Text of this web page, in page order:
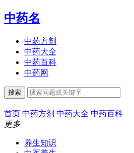
中药名
中药方剂
中药大全
中药百科
中药网
搜索
首页 中药方剂 中药大全 中药百科
更多
养生知识